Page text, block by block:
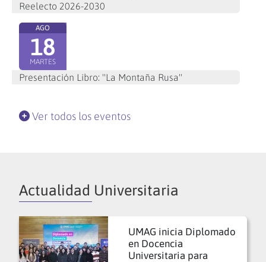
Reelecto 2026-2030
AGO
18
MARTES
Presentación Libro: "La Montaña Rusa"
Ver todos los eventos
Actualidad Universitaria
UMAG inicia Diplomado
en Docencia
Universitaria para